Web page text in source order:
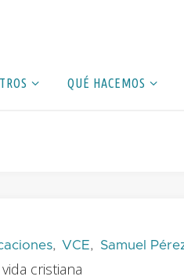
QUÉ HACEMOS
, VCE, Samuel
cristiana